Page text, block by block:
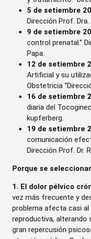
5 de setiembre
Dirección Prof.
9 de setiembre
control prenatal.”
Papa.
12 de setiembre
Artificial y su
Obstetricia
16 de setiembre
diaria del
kupferberg.
19 de setiembre
comunicación
Dirección Prof. Dr.
Porque se
1. El dolor pélvico
vez más frecuente y
problema afecta casi al
reproductiva, alterando
gran repercusión